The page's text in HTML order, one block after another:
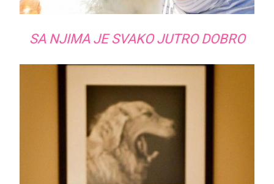
SA NJIMA JE SVAKO JUTRO DOBRO